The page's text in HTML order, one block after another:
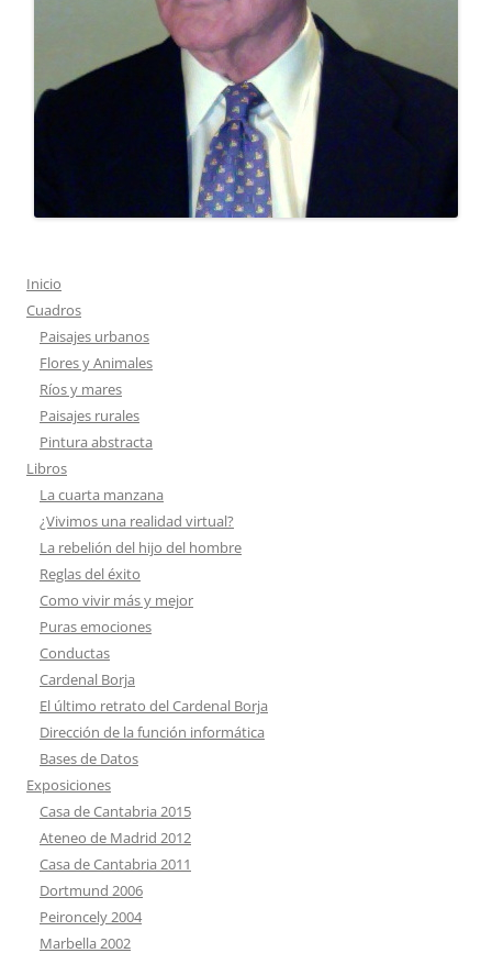
Inicio
Cuadros
Paisajes urbanos
Flores y Animales
Ríos y mares
Paisajes rurales
Pintura abstracta
Libros
La cuarta manzana
¿Vivimos una realidad virtual?
La rebelión del hijo del hombre
Reglas del éxito
Como vivir más y mejor
Puras emociones
Conductas
Cardenal Borja
El último retrato del Cardenal Borja
Dirección de la función informática
Bases de Datos
Exposiciones
Casa de Cantabria 2015
Ateneo de Madrid 2012
Casa de Cantabria 2011
Dortmund 2006
Peironcely 2004
Marbella 2002